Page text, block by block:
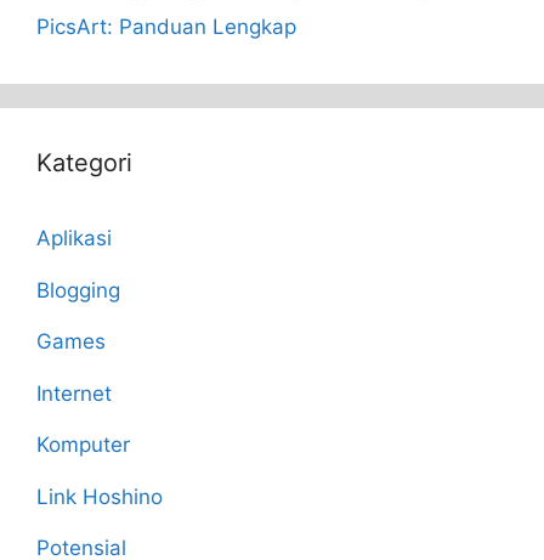
PicsArt: Panduan Lengkap
Kategori
Aplikasi
Blogging
Games
Internet
Komputer
Link Hoshino
Potensial